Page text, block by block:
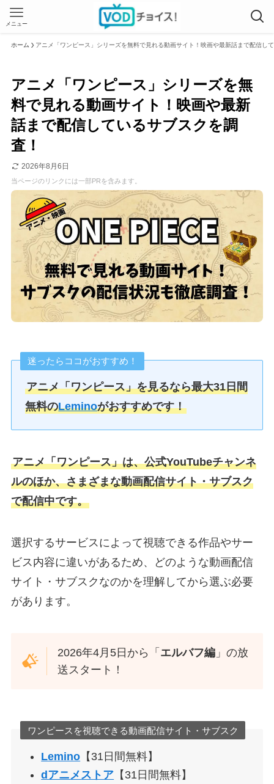
メニュー
ホーム アニメ「ワンピース」シリーズを無料で見れる動画サイト！映画や最新話まで配信し
アニメ「ワンピース」シリーズを無
料で見れる動画サイト！映画や最新
話まで配信しているサブスクを調
査！
2026年8月6日
当ページのリンクには一部PRを含みます。
迷ったらココがおすすめ！
アニメ「ワンピース」を見るなら最大31日間
無料のLeminoがおすすめです！
アニメ「ワンピース」は、公式YouTubeチャンネ
ルのほか、さまざまな動画配信サイト・サブスク
で配信中です。
選択するサービスによって視聴できる作品やサー
ビス内容に違いがあるため、どのような動画配信
サイト・サブスクなのかを理解してから選ぶ必要
があります。
2026年4月5日から「 エルバフ編 」の放
送スタート！
ワンピースを視聴できる動画配信サイト・サブスク
Lemino 【31日間無料】
dアニメストア 【31日間無料】